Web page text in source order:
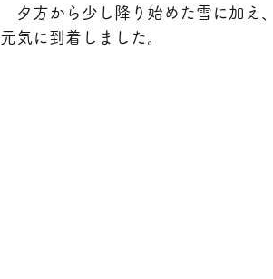
夕方から少し降り始めた雪に加え
元気に到着しました。